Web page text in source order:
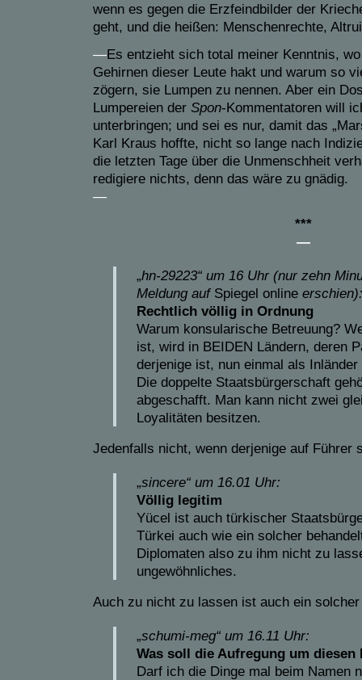
wenn es gegen die Erzfeindbilder der
geht, und die heißen: Menschenrechte,
—Es entzieht sich total meiner Kenntnis,
Gehirnen dieser Leute hakt und warum so
zögern, sie Lumpen zu nennen. Aber ein
Lumpereien der Spon-Kommentatoren will
unterbringen; und sei es nur, damit das
Karl Kraus hoffte, nicht so lange nach
die letzten Tage über die Unmenschheit
redigiere nichts, denn das wäre zu gnädig.
—
***
—
„hn-29223“ um 16 Uhr (nur zehn
Meldung auf Spiegel online erschien):
Rechtlich völlig in Ordnung
Warum konsularische Betreuung?
ist, wird in BEIDEN Ländern, deren
derjenige ist, nun einmal als
Die doppelte Staatsbürgerschaft
abgeschafft. Man kann nicht zwei
Loyalitäten besitzen.
Jedenfalls nicht, wenn derjenige auf Führer
„sincere“ um 16.01 Uhr:
Völlig legitim
Yücel ist auch türkischer
Türkei auch wie ein solcher
Diplomaten also zu ihm nicht zu
ungewöhnliches.
Auch zu nicht zu lassen ist auch ein
„schumi-meg“ um 16.11 Uhr:
Was soll die Aufregung um diesen
Darf ich die Dinge mal beim Namen